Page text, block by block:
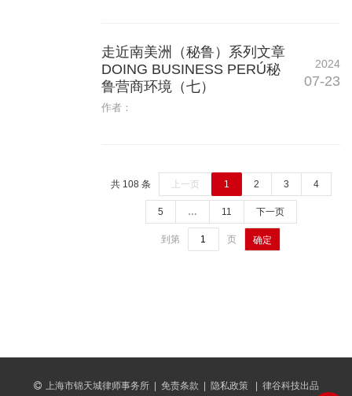
走近南美洲（秘鲁）系列文章
DOING BUSINESS PERÚ秘
鲁营商环境（七）
作者：
2024
07-23
共 108 条 上一页 1 2 3 4
5 … 11 下一页
到第 页 确定
上海市锦天城律师事务所 免责条款 隐私政策 律谷科技出品